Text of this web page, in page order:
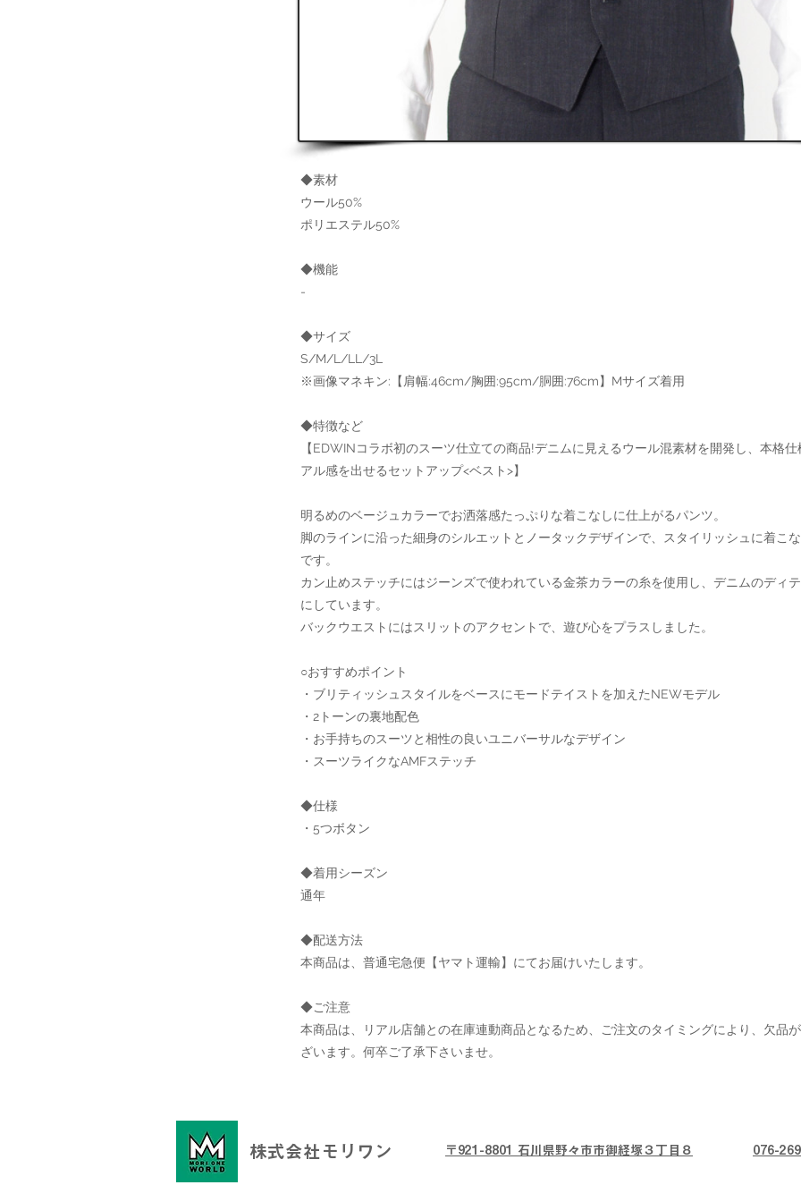
◆素材
ウール50%
ポリエステル50%
◆機能
-
◆サイズ
S/M/L/LL/3L
※画像マネキン:【肩幅:46cm/胸囲:95cm/胴囲:76cm】Mサイズ着用
◆特徴など
【EDWINコラボ初のスーツ仕立ての商品!デニムに見えるウール混素材を開発し、本格
アル感を出せるセットアップ<ベスト>】
明るめのベージュカラーでお洒落感たっぷりな着こなしに仕上がるパンツ。
脚のラインに沿った細身のシルエットとノータックデザインで、スタイリッシュに着こ
です。
カン止めステッチにはジーンズで使われている金茶カラーの糸を使用し、デニムのディ
にしています。
バックウエストにはスリットのアクセントで、遊び心をプラスしました。
○おすすめポイント
・ブリティッシュスタイルをベースにモードテイストを加えたNEWモデル
・2トーンの裏地配色
・お手持ちのスーツと相性の良いユニバーサルなデザイン
・スーツライクなAMFステッチ
◆仕様
・5つボタン
◆着用シーズン
通年
◆配送方法
本商品は、普通宅急便【ヤマト運輸】にてお届けいたします。
◆ご注意
本商品は、リアル店舗との在庫連動商品となるため、ご注文のタイミングにより、欠品
ざいます。何卒ご了承下さいませ。
株式会社モリワン 〒921-8801 石川県野々市市御経塚３丁目８ 076-